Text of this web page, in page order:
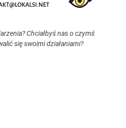
Chciałbyś nas o czymś
się swoimi działaniami?